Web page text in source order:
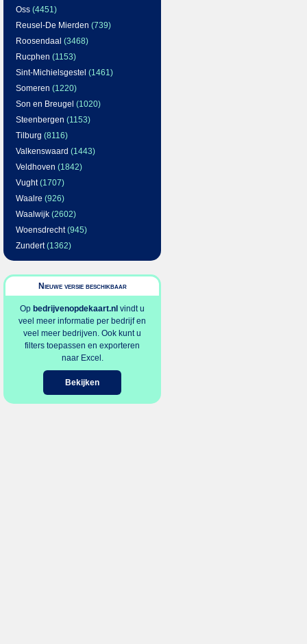
Oss (4451)
Reusel-De Mierden (739)
Roosendaal (3468)
Rucphen (1153)
Sint-Michielsgestel (1461)
Someren (1220)
Son en Breugel (1020)
Steenbergen (1153)
Tilburg (8116)
Valkenswaard (1443)
Veldhoven (1842)
Vught(1707)
Waalre (926)
Waalwijk (2602)
Woensdrecht(945)
Zundert(1362)
Nieuwe versie beschikbaar
Op bedrijvenopdekaart.nl vindt u
veel meer informatie per bedrijf en
veel meer bedrijven. Ook kunt u
filters toepassen en exporteren
naar Excel.
Bekijken